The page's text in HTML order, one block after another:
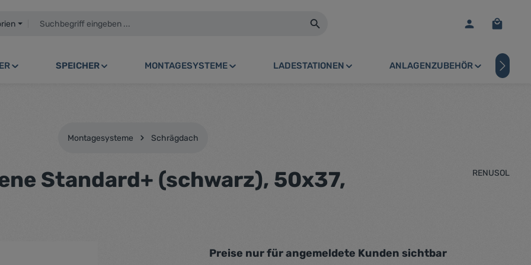
SPEICHER MONTAGESYSTEME LADESTATIONEN ANLAGENZUBEHÖR
Montagesysteme Schrägdach
Standard+ (schwarz), 50x37,
RENUSOL
Preise nur für angemeldete Kunden sichtbar